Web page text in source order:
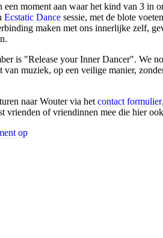
een moment aan waar het kind van 3 in
Ecstatic Dance sessie, met de blote
maken met ons innerlijke zelf,
is "Release your Inner Dancer". We
muziek, op een veilige manier,
naar Wouter via het contact formulier
vrienden of vriendinnen mee die hier
op